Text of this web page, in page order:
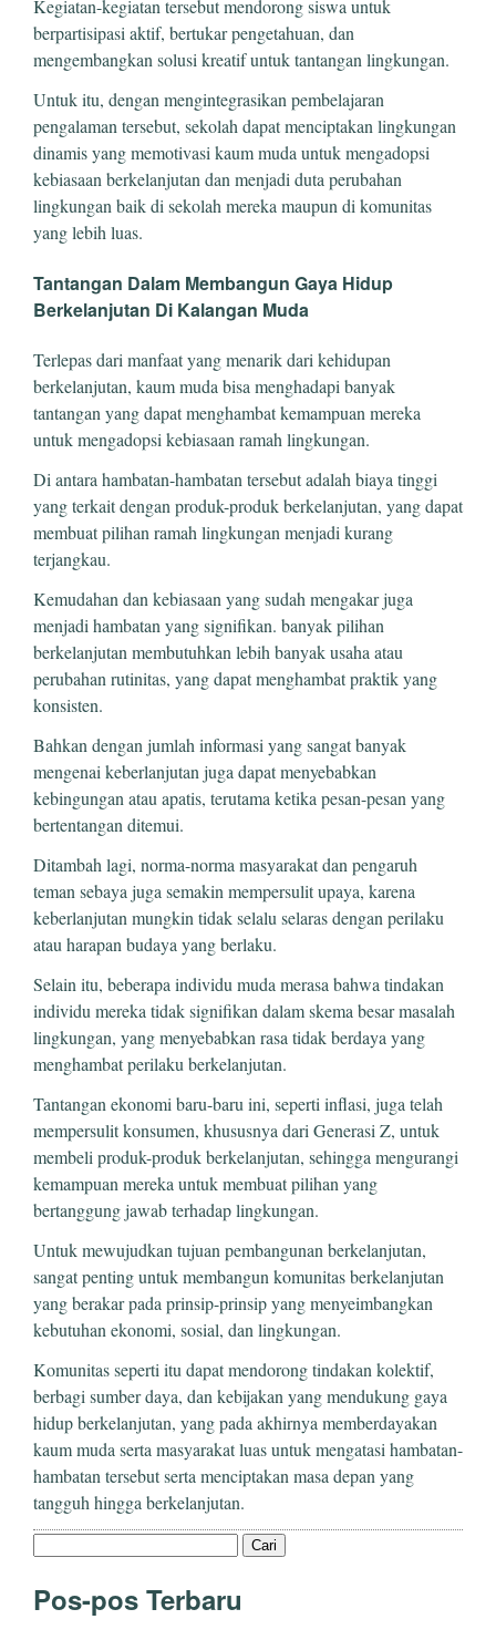
Kegiatan-kegiatan tersebut mendorong siswa untuk
berpartisipasi aktif, bertukar pengetahuan, dan
mengembangkan solusi kreatif untuk tantangan lingkungan.
Untuk itu, dengan mengintegrasikan pembelajaran
pengalaman tersebut, sekolah dapat menciptakan lingkungan
dinamis yang memotivasi kaum muda untuk mengadopsi
kebiasaan berkelanjutan dan menjadi duta perubahan
lingkungan baik di sekolah mereka maupun di komunitas
yang lebih luas.
Tantangan Dalam Membangun Gaya Hidup
Berkelanjutan Di Kalangan Muda
Terlepas dari manfaat yang menarik dari kehidupan
berkelanjutan, kaum muda bisa menghadapi banyak
tantangan yang dapat menghambat kemampuan mereka
untuk mengadopsi kebiasaan ramah lingkungan.
Di antara hambatan-hambatan tersebut adalah biaya tinggi
yang terkait dengan produk-produk berkelanjutan, yang dapat
membuat pilihan ramah lingkungan menjadi kurang
terjangkau.
Kemudahan dan kebiasaan yang sudah mengakar juga
menjadi hambatan yang signifikan. banyak pilihan
berkelanjutan membutuhkan lebih banyak usaha atau
perubahan rutinitas, yang dapat menghambat praktik yang
konsisten.
Bahkan dengan jumlah informasi yang sangat banyak
mengenai keberlanjutan juga dapat menyebabkan
kebingungan atau apatis, terutama ketika pesan-pesan yang
bertentangan ditemui.
Ditambah lagi, norma-norma masyarakat dan pengaruh
teman sebaya juga semakin mempersulit upaya, karena
keberlanjutan mungkin tidak selalu selaras dengan perilaku
atau harapan budaya yang berlaku.
Selain itu, beberapa individu muda merasa bahwa tindakan
individu mereka tidak signifikan dalam skema besar masalah
lingkungan, yang menyebabkan rasa tidak berdaya yang
menghambat perilaku berkelanjutan.
Tantangan ekonomi baru-baru ini, seperti inflasi, juga telah
mempersulit konsumen, khususnya dari Generasi Z, untuk
membeli produk-produk berkelanjutan, sehingga mengurangi
kemampuan mereka untuk membuat pilihan yang
bertanggung jawab terhadap lingkungan.
Untuk mewujudkan tujuan pembangunan berkelanjutan,
sangat penting untuk membangun komunitas berkelanjutan
yang berakar pada prinsip-prinsip yang menyeimbangkan
kebutuhan ekonomi, sosial, dan lingkungan.
Komunitas seperti itu dapat mendorong tindakan kolektif,
berbagi sumber daya, dan kebijakan yang mendukung gaya
hidup berkelanjutan, yang pada akhirnya memberdayakan
kaum muda serta masyarakat luas untuk mengatasi hambatan-
hambatan tersebut serta menciptakan masa depan yang
tangguh hingga berkelanjutan.
Cari
Pos-pos Terbaru